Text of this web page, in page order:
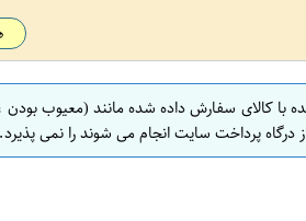
با کالای سفارش داده شده مانند (معیوب بودن
پرداخت سایت انجام می شوند را نمی پذیرد.